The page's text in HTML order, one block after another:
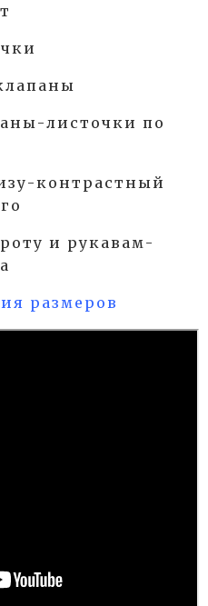
листочки по
контрастный
и рукавам-
размеров